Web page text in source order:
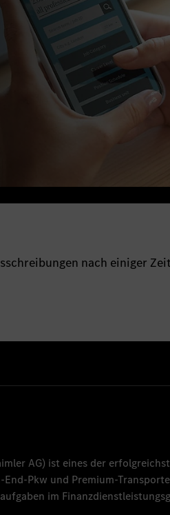
nach einiger
AG) ist eines der
Pkw und Premium-
im